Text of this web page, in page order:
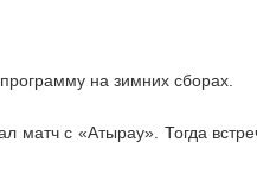
на зимних сборах.
матч с «Атырау». Тогда